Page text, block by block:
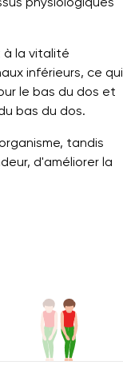
à la vitalité
inférieurs, ce qui
le bas du dos et
bas du dos.
tandis
d'améliorer la